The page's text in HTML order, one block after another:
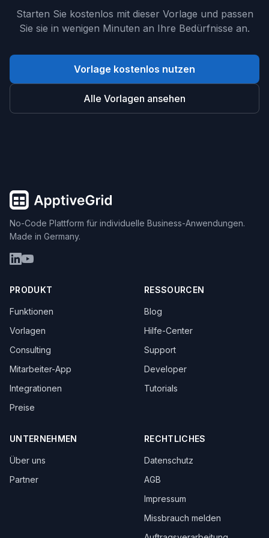
Starten Sie kostenlos mit dieser Vorlage und passen
Sie sie in wenigen Minuten an Ihre Bedürfnisse an.
Vorlage kostenlos nutzen
Alle Vorlagen ansehen
No-Code Plattform für individuelle Business-Anwendungen.
Made in Germany.
PRODUKT
Funktionen
Vorlagen
Consulting
Mitarbeiter-App
Integrationen
Preise
RESSOURCEN
Blog
Hilfe-Center
Support
Developer
Tutorials
UNTERNEHMEN
Über uns
Partner
RECHTLICHES
Datenschutz
AGB
Impressum
Missbrauch melden